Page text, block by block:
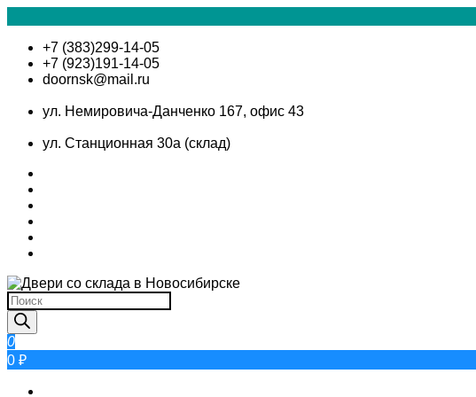
Skip
content
+7 (383)299-14-05
+7 (923)191-14-05
doornsk@mail.ru
ул. Немировича-Данченко 167, офис 43
ул. Станционная 30а (склад)
Поиск
товаров
0
0 ₽